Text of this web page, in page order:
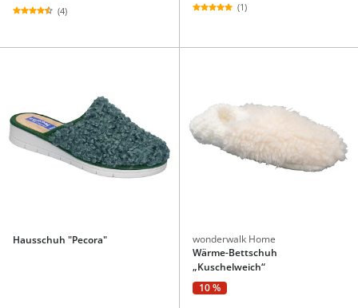
(4) (1)
Hausschuh "Pecora"
wonderwalk Home
Wärme-Bettschuh
„Kuschelweich“
10 %